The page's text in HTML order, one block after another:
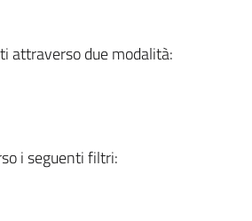
attraverso due modalità:
i seguenti filtri: